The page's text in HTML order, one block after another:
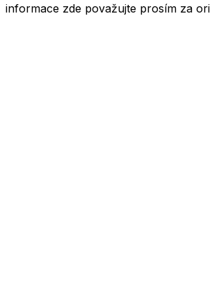
informace zde považujte prosím za